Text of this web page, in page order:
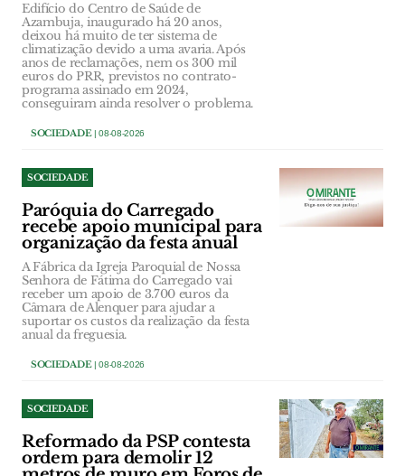
Edifício do Centro de Saúde de
Azambuja, inaugurado há 20 anos,
deixou há muito de ter sistema de
climatização devido a uma avaria. Após
anos de reclamações, nem os 300 mil
euros do PRR, previstos no contrato-
programa assinado em 2024,
conseguiram ainda resolver o problema.
SOCIEDADE| 08-08-2026
SOCIEDADE
Paróquia do Carregado
recebe apoio municipal para
organização da festa anual
A Fábrica da Igreja Paroquial de Nossa
Senhora de Fátima do Carregado vai
receber um apoio de 3.700 euros da
Câmara de Alenquer para ajudar a
suportar os custos da realização da festa
anual da freguesia.
SOCIEDADE| 08-08-2026
SOCIEDADE
Reformado da PSP contesta
ordem para demolir 12